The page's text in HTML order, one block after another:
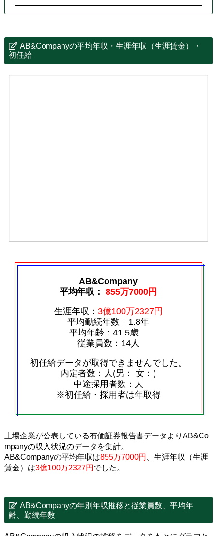
AB&Companyの平均年収・生涯年収（生涯賃金）・
初任給
AB&Company
平均年収：855万7000円
生涯年収： 3億100万2327円
平均勤続年数：1.8年
平均年齢：41.5歳
従業員数：14人
初任給データが取得できませんでした。
内定者数：人(男： 女：)
中途採用者数：人
※初任給・採用者は年取得
上場企業が公表している有価証券報告書データよりAB&Co
mpanyの収入状況のデータを集計。
AB&Companyの平均年収は855万7000円
、生涯年収（生涯
賃金）は3億100万2327円 でした。
AB&Companyの年別年収推移と従業員数、平均年
齢、勤続年数